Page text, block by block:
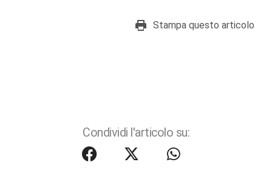
Stampa questo articolo
Condividi l'articolo su: